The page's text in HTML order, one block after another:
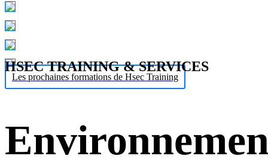
Les prochaines formations de Hsec Training
HSEC TRAINING & SERVICES